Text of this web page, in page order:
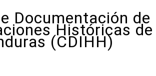
Documentación de
Históricas de
(CDIHH)